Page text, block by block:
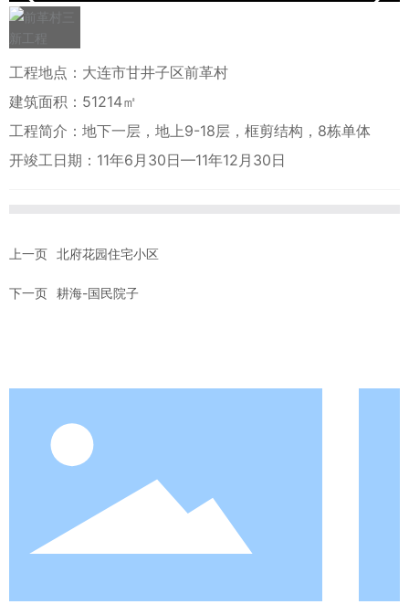
工程地点：大连市甘井子区前革村
建筑面积：51214㎡
工程简介：地下一层，地上9-18层，框剪结构，8栋单体
开竣工日期：11年6月30日—11年12月30日
上一页 北府花园住宅小区
下一页 耕海-国民院子